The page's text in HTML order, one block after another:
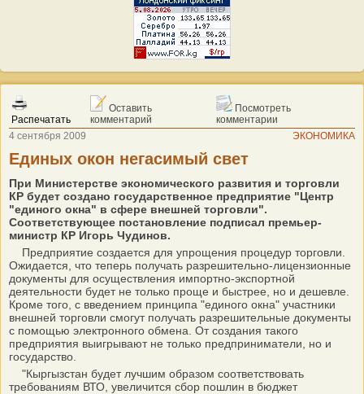
Распечатать
Оставить
комментарий
Посмотреть
комментарии
4 сентября 2009
ЭКОНОМИКА
Единых окон негасимый свет
При Министерстве экономического развития и торговли
КР будет создано государственное предприятие "Центр
"единого окна" в сфере внешней торговли".
Соответствующее постановление подписал премьер-
министр КР Игорь Чудинов.
Предприятие создается для упрощения процедур торговли.
Ожидается, что теперь получать разрешительно-лицензионные
документы для осуществления импортно-экспортной
деятельности будет не только проще и быстрее, но и дешевле.
Кроме того, с введением принципа "единого окна" участники
внешней торговли смогут получать разрешительные документы
с помощью электронного обмена. От создания такого
предприятия выигрывают не только предприниматели, но и
государство.
"Кыргызстан будет лучшим образом соответствовать
требованиям ВТО, увеличится сбор пошлин в бюджет